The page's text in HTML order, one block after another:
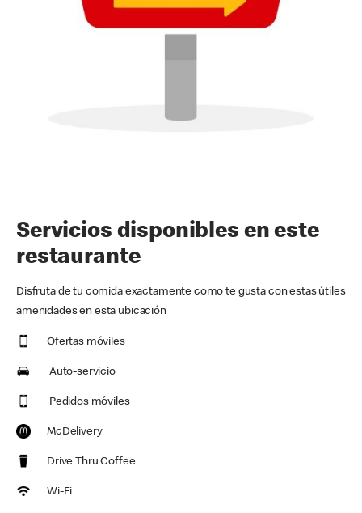
Servicios disponibles en este
restaurante
Disfruta de tu comida exactamente como te gusta con estas útiles
amenidades en esta ubicación
Ofertas móviles
Auto-servicio
Pedidos móviles
McDelivery
Drive Thru Coffee
Wi-Fi